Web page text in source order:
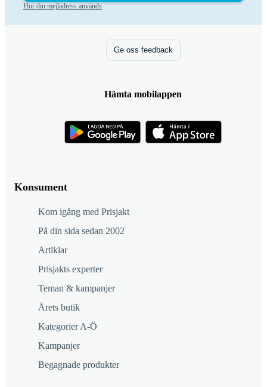
Hur din mejladress används
Konsument
Kom igång med Prisjakt
På din sida sedan 2002
Artiklar
Prisjakts experter
Teman & kampanjer
Årets butik
Kategorier A-Ö
Kampanjer
Begagnade produkter
Ge oss feedback
Hämta mobilappen